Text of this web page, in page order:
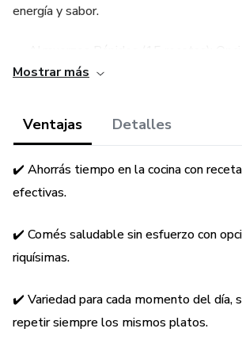
energía y sabor.
fáciles de preparar.
cerrar el día sin complicaciones.
🍪 Snacks Saludables (5 recetas):
calmar el hambre sin culpa.
🍰 Postres Fit (5 recetas): Dulces
remordimientos.
📌 Además, cada receta incluye:
✅ Ingredientes accesibles y fáciles de
Mostrar más
Ventajas Detalles
✔️ Ahorrás tiempo en la cocina con
efectivas.
✔️ Comés saludable sin esfuerzo con
riquísimas.
✔️ Variedad para cada momento del día,
repetir siempre los mismos platos.